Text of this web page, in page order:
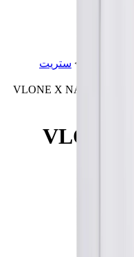
> ستريت
VLONE X NAV Bad Habits
VLONE